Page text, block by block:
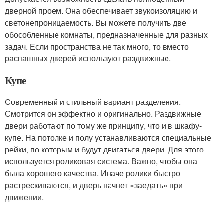
дверной проем. Она обеспечивает звукоизоляцию и
светонепроницаемость. Вы можете получить две
обособленные комнаты, предназначенные для разных
задач. Если пространства не так много, то вместо
распашных дверей используют раздвижные.
Купе
Современный и стильный вариант разделения.
Смотрится он эффектно и оригинально. Раздвижные
двери работают по тому же принципу, что и в шкафу-
купе. На потолке и полу устанавливаются специальные
рейки, по которым и будут двигаться двери. Для этого
используется роликовая система. Важно, чтобы она
была хорошего качества. Иначе ролики быстро
растрескиваются, и дверь начнет «заедать» при
движении.